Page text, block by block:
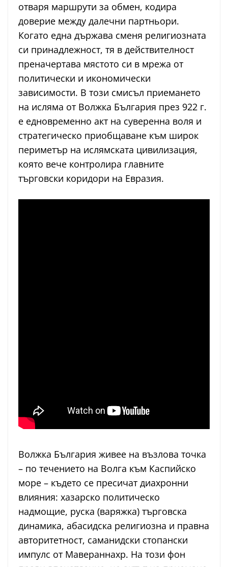
отваря маршрути за обмен, кодира
доверие между далечни партньори.
Когато една държава сменя религиозната
си принадлежност, тя в действителност
преначертава мястото си в мрежа от
политически и икономически
зависимости. В този смисъл приемането
на исляма от Волжка България през 922 г.
е едновременно акт на суверенна воля и
стратегическо приобщаване към широк
периметър на ислямската цивилизация,
която вече контролира главните
търговски коридори на Евразия.
Волжка България живее на възлова точка
– по течението на Волга към Каспийско
море – където се пресичат диахронни
влияния: хазарско политическо
надмощие, руска (варяжка) търговска
динамика, абасидска религиозна и правна
авторитетност, саманидски стопански
импулс от Мавераннахр. На този фон